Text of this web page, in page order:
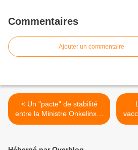
Commentaires
Ajouter un commentaire
< Un "pacte" de stabilité
entre la Ministre Onkelinx &
le secteur pharmaceutique